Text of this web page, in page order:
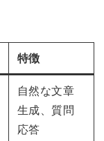
特徴
自然な文章
生成、質問
応答